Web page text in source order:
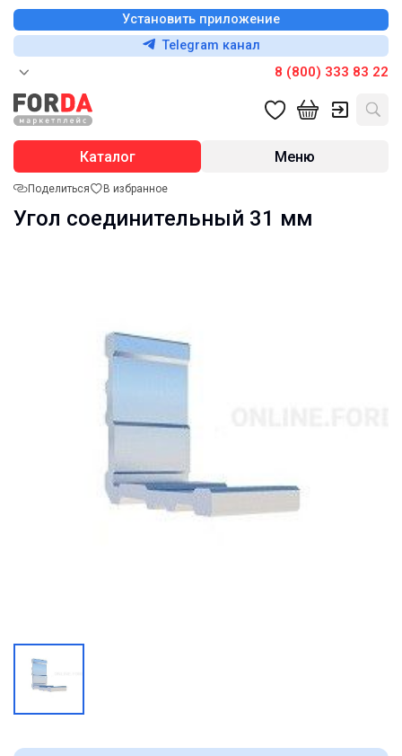
Установить приложение
Telegram канал
8 (800) 333 83 22
Каталог Меню
Поделиться В избранное
Угол соединительный 31 мм